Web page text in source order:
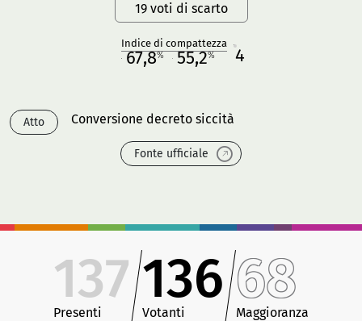
19 voti di scarto
Indice di compattezza
67,8% 55,2% 4
Atto Conversione decreto siccità
Fonte ufficiale
137
Presenti
136
Votanti
68
Maggioranza